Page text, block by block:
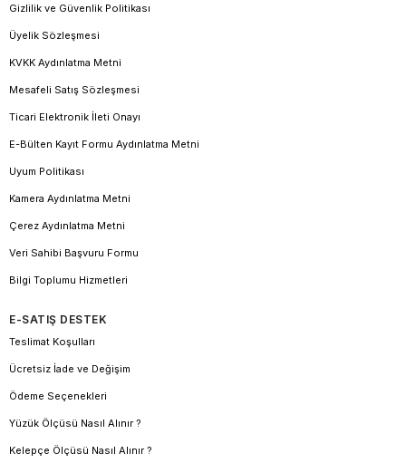
Gizlilik ve Güvenlik Politikası
Üyelik Sözleşmesi
KVKK Aydınlatma Metni
Mesafeli Satış Sözleşmesi
Ticari Elektronik İleti Onayı
E-Bülten Kayıt Formu Aydınlatma Metni
Uyum Politikası
Kamera Aydınlatma Metni
Çerez Aydınlatma Metni
Veri Sahibi Başvuru Formu
Bilgi Toplumu Hizmetleri
E-SATIŞ DESTEK
Teslimat Koşulları
Ücretsiz İade ve Değişim
Ödeme Seçenekleri
Yüzük Ölçüsü Nasıl Alınır ?
Kelepçe Ölçüsü Nasıl Alınır ?